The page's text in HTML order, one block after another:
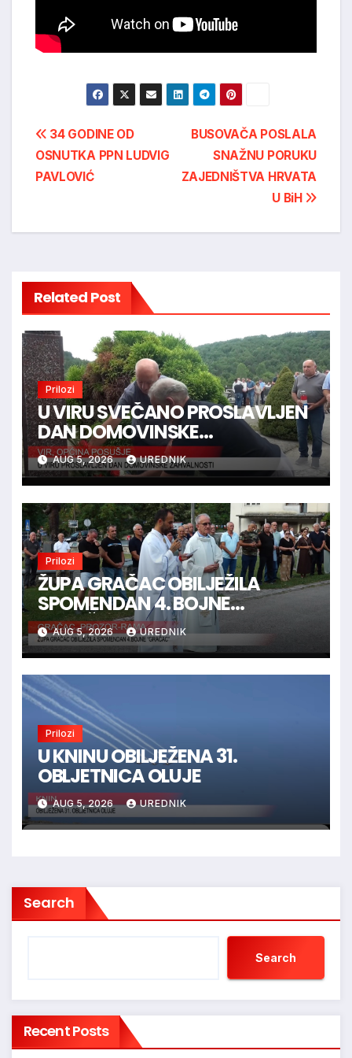
Post
navigation
BUSOVAČA POSLALA
SNAŽNU PORUKU
ZAJEDNIŠTVA HRVATA
U BiH
34 GODINE OD
OSNUTKA PPN LUDVIG
PAVLOVIĆ
Related Post
Prilozi
U VIRU SVEČANO PROSLAVLJEN
DAN DOMOVINSKE
ZAHVALNOSTI
AUG 5, 2026 UREDNIK
Prilozi
ŽUPA GRAČAC OBILJEŽILA
SPOMENDAN 4. BOJNE
“GRAČAC”
AUG 5, 2026 UREDNIK
Prilozi
U KNINU OBILJEŽENA 31.
OBLJETNICA OLUJE
AUG 5, 2026 UREDNIK
Search
Search
Recent Posts